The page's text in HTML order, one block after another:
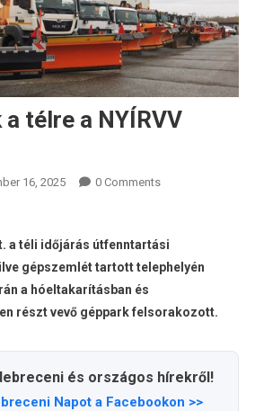
télre a NYÍRVV
16, 2025 0 Comments
a téli időjárás útfenntartási
gépszemlét tartott telephelyén
a hóeltakarításban és
részt vevő géppark felsorakozott.
és országos hírekről!
Napot a Facebookon >>